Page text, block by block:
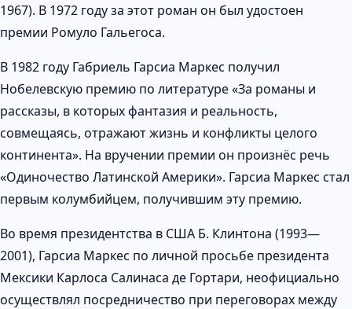
1967). В 1972 году за этот роман он был удостоен
премии Ромуло Гальегоса.
В 1982 году Габриель Гарсиа Маркес получил
Нобелевскую премию по литературе «За романы и
рассказы, в которых фантазия и реальность,
совмещаясь, отражают жизнь и конфликты целого
континента». На вручении премии он произнёс речь
«Одиночество Латинской Америки». Гарсиа Маркес стал
первым колумбийцем, получившим эту премию.
Во время президентства в США Б. Клинтона (1993—
2001), Гарсиа Маркес по личной просьбе президента
Мексики Карлоса Салинаса де Гортари, неофициально
осуществлял посредничество при переговорах между